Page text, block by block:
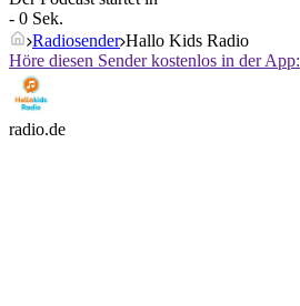
- 0 Sek.
Radiosender Hallo Kids Radio
Höre diesen Sender kostenlos in der App:
radio.de